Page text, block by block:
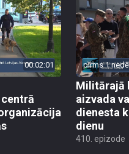
00:02:01 pirms 1
Militārajā
aizvada
dienesta
dienu
410. epizode